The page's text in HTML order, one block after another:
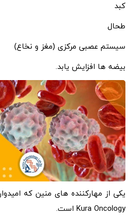
کبد
طحال
سیستم عصبی مرکزی (مغز و نخاع)
بیضه ها افزایش یابد.
یکی از مهارکننده‌ های منین که
Kura Oncology است.